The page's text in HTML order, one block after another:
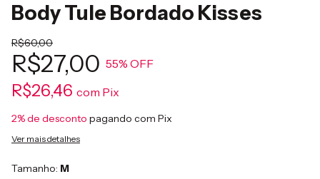
Body Tule Bordado Kisses
R$60,00
R$27,00 55% OFF
R$26,46 com Pix
2% de desconto pagando com Pix
Ver mais detalhes
Tamanho: M